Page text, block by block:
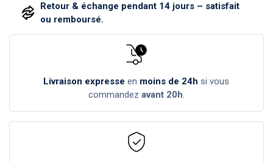
Retour & échange pendant 14 jours – satisfait
ou remboursé.
Livraison expresse en moins de 24h si vous
commandez avant 20h.